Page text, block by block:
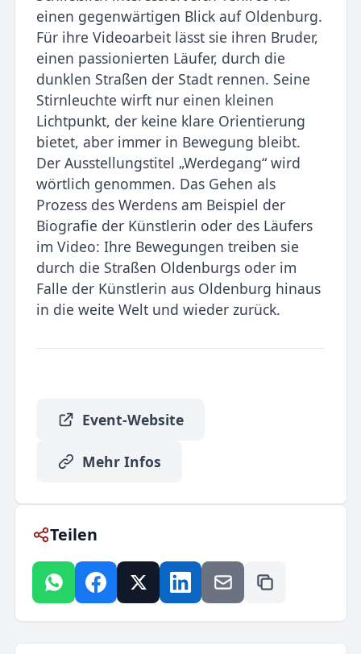
einen gegenwärtigen Blick auf Oldenburg.
Für ihre Videoarbeit lässt sie ihren Bruder,
einen passionierten Läufer, durch die
dunklen Straßen der Stadt rennen. Seine
Stirnleuchte wirft nur einen kleinen
Lichtpunkt, der keine klare Orientierung
bietet, aber im­mer in Bewegung bleibt.
Der Ausstellungstitel „Werdegang“ wird
wörtlich genommen. Das Gehen als
Prozess des Werdens am Beispiel der
Biografie der Künstlerin oder des Läufers
im Video: Ihre Bewe­gungen treiben sie
durch die Straßen Oldenburgs oder im
Falle der Künstlerin aus Oldenburg hinaus
in die weite Welt und wie­der zurück.
Event-Website
Mehr Infos
Teilen